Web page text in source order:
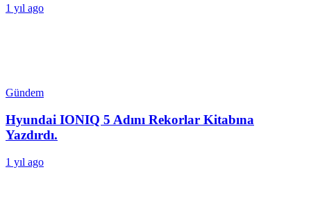
1 yıl ago
Gündem
Hyundai IONIQ 5 Adını Rekorlar Kitabına
Yazdırdı.
1 yıl ago